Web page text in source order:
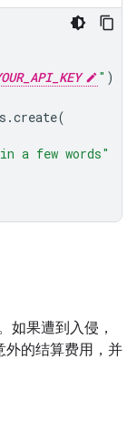
" )
.create(
a few words"
如果遭到入侵，
外的结算费用，并